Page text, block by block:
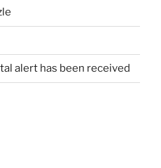
alert has been received